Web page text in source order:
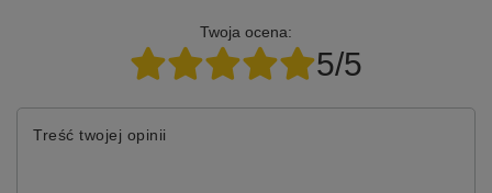
Twoja ocena:
5/5
Treść twojej opinii